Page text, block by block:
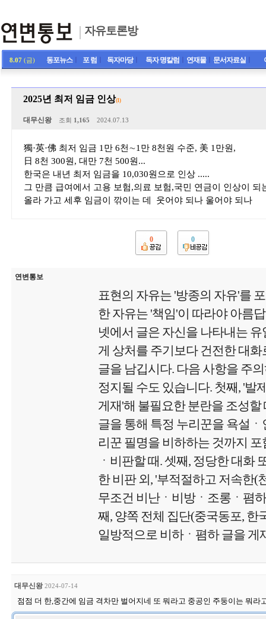
자유토론방
8.07 (금) 동포뉴스ㅣ 포 럼 독자마당ㅣ 독자 명칼럼 연재물ㅣ 문서자료실
2025년 최저 임금 인상(1)
대무신왕 조회 1,165 2024.07.13
獨·英·佛 최저 임금 1만 6천∼1만 8천원 수준, 美 1만원,
日 8천 300원, 대만 7천 500원...
한국은 내년 최저 임금을 10,030원으로 인상 .....
그 만큼 급여에서 고용 보험,의료 보험,국민 연금이 인상이 되
올라 가고 세후 임금이 깎이는 데 웃어야 되나 울어야 되나
0 0
연변통보
표현의 자유는 '방종의 자유'를
한 자유는 '책임'이 따라야 아름
넷에서 글은 자신을 나타내는
게 상처를 주기보다 건전한 대화
글을 남깁시다. 다음 사항을 주
정지될 수도 있습니다. 첫째, '발
게재'해 불필요한 분란을 조성할
글을 통해 특정 누리꾼을 욕설
리꾼 필명을 비하하는 것까지
ㆍ비판할 때. 셋째, 정당한 대화
한 비판 외, '부적절하고 저속한(
무조건 비난ㆍ비방ㆍ조롱ㆍ폄
째, 양쪽 전체 집단(중국동포, 한
일방적으로 비하ㆍ폄하 글을 게
대무신왕 2024-07-14
점점 더 한,중간에 임금 격차만 벌어지네 또 뭐라고 중공인 주둥이는 뭐라